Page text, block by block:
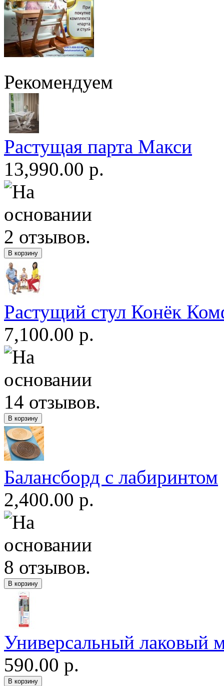
Рекомендуем
Растущая парта Макси
13,990.00 р.
Растущий стул Конёк
7,100.00 р.
Балансборд с лабиринтом
2,400.00 р.
Универсальный лаковый
590.00 р.